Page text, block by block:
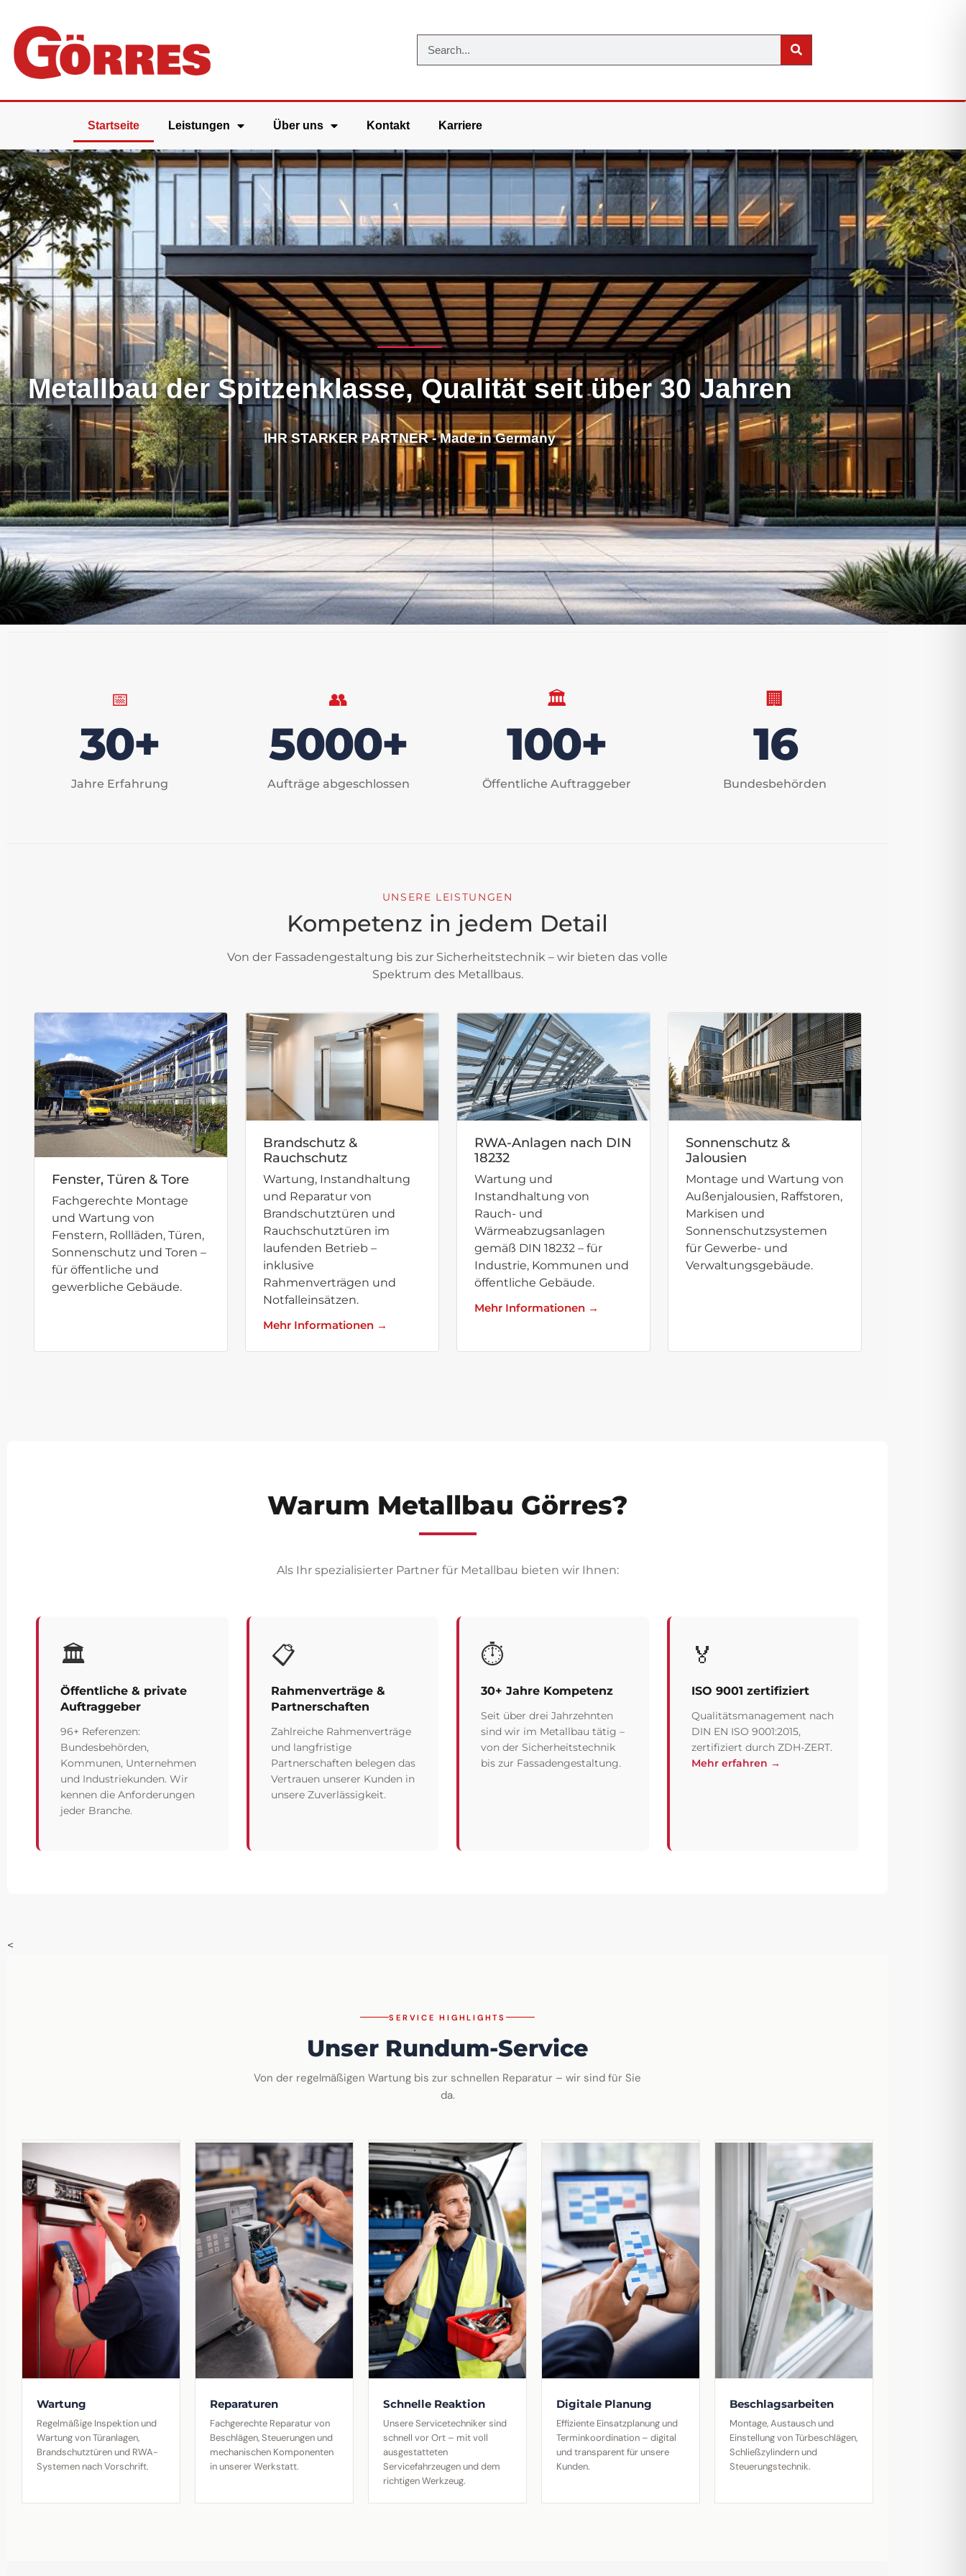
Startseite Leistungen Über uns Kontakt Karriere
Metallbau der Spitzenklasse, Qualität seit über 30 Jahren
IHR STARKER PARTNER - Made in Germany
📅
30+
Jahre Erfahrung
👥
5000+
Aufträge abgeschlossen
🏛️
100+
Öffentliche Auftraggeber
🏢
16
Bundesbehörden
UNSERE LEISTUNGEN
Kompetenz in jedem Detail
Von der Fassadengestaltung bis zur Sicherheitstechnik – wir bieten das volle
Spektrum des Metallbaus.
Fenster, Türen & Tore
Fachgerechte Montage
und Wartung von
Fenstern, Rollläden, Türen,
Sonnenschutz und Toren –
für öffentliche und
gewerbliche Gebäude.
Brandschutz &
Rauchschutz
Wartung, Instandhaltung
und Reparatur von
Brandschutztüren und
Rauchschutztüren im
laufenden Betrieb –
inklusive
Rahmenverträgen und
Notfalleinsätzen.
Mehr Informationen →
RWA-Anlagen nach DIN
18232
Wartung und
Instandhaltung von
Rauch- und
Wärmeabzugsanlagen
gemäß DIN 18232 – für
Industrie, Kommunen und
öffentliche Gebäude.
Mehr Informationen →
Sonnenschutz &
Jalousien
Montage und Wartung von
Außenjalousien, Raffstoren,
Markisen und
Sonnenschutzsystemen
für Gewerbe- und
Verwaltungsgebäude.
Warum Metallbau Görres?
Als Ihr spezialisierter Partner für Metallbau bieten wir Ihnen:
🏛️
Öffentliche & private
Auftraggeber
96+ Referenzen:
Bundesbehörden,
Kommunen, Unternehmen
und Industriekunden. Wir
kennen die Anforderungen
jeder Branche.
📋
Rahmenverträge &
Partnerschaften
Zahlreiche Rahmenverträge
und langfristige
Partnerschaften belegen das
Vertrauen unserer Kunden in
unsere Zuverlässigkeit.
⏱️
30+ Jahre Kompetenz
Seit über drei Jahrzehnten
sind wir im Metallbau tätig –
von der Sicherheitstechnik
bis zur Fassadengestaltung.
🏅
ISO 9001 zertifiziert
Qualitätsmanagement nach
DIN EN ISO 9001:2015,
zertifiziert durch ZDH-ZERT.
Mehr erfahren →
<
SERVICE HIGHLIGHTS
Unser Rundum-Service
Von der regelmäßigen Wartung bis zur schnellen Reparatur – wir sind für Sie
da.
Wartung
Regelmäßige Inspektion und
Wartung von Türanlagen,
Brandschutztüren und RWA-
Systemen nach Vorschrift.
Reparaturen
Fachgerechte Reparatur von
Beschlägen, Steuerungen und
mechanischen Komponenten
in unserer Werkstatt.
Schnelle Reaktion
Unsere Servicetechniker sind
schnell vor Ort – mit voll
ausgestatteten
Servicefahrzeugen und dem
richtigen Werkzeug.
Digitale Planung
Effiziente Einsatzplanung und
Terminkoordination – digital
und transparent für unsere
Kunden.
Beschlagsarbeiten
Montage, Austausch und
Einstellung von Türbeschlägen,
Schließzylindern und
Steuerungstechnik.